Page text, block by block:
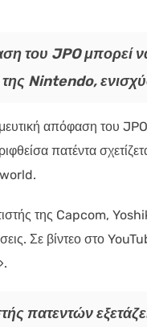
του JPO μπορεί
Nintendo,
απόφαση του JPO
πατέντα
της Capcom,
Σε βίντεο στο
πατεντών